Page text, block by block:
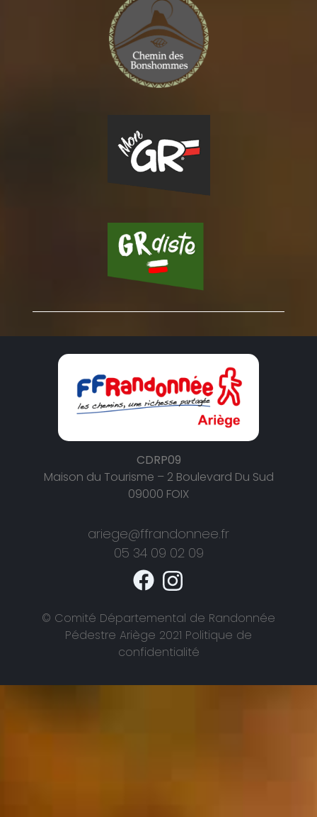
CDRP09
Maison du Tourisme – 2 Boulevard Du Sud
09000 FOIX
ariege@ffrandonnee.fr
05 34 09 02 09
© Comité Départemental de Randonnée
Pédestre Ariège 2021 Politique de
confidentialité